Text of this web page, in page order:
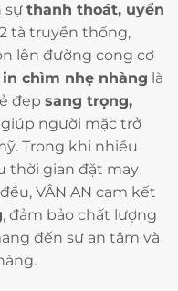
sự thanh thoát, uyển
tà truyền thống,
lên đường cong cơ
in chìm nhẹ nhàng là
đẹp sang trọng,
người mặc trở
Trong khi nhiều
thời gian đặt may
VÂN AN cam kết
, đảm bảo chất lượng
đến sự an tâm và